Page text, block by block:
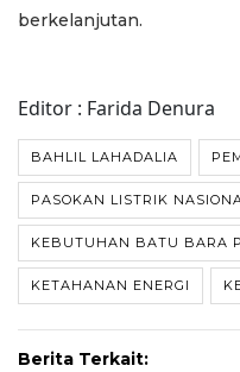
berkelanjutan.
Editor : Farida Denura
BAHLIL LAHADALIA
PASOKAN LISTRIK
KEBUTUHAN BATU BARA
KETAHANAN ENERGI
Berita Terkait: